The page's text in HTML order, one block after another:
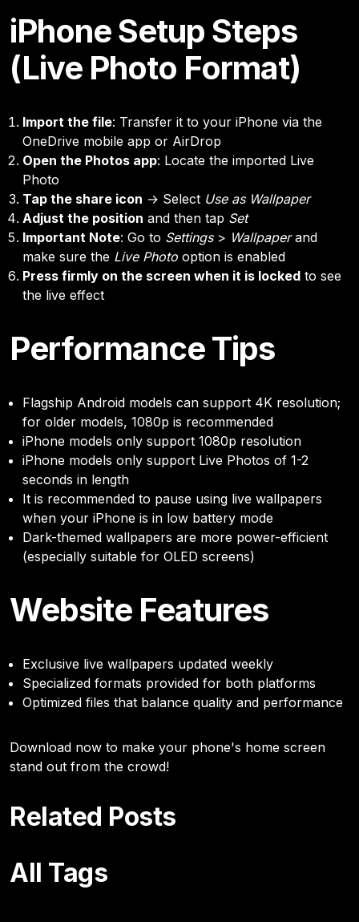
iPhone Setup Steps
(Live Photo Format)
Import the file: Transfer it to your iPhone via the
OneDrive mobile app or AirDrop
Open the Photos app: Locate the imported Live
Photo
Tap the share icon → Select Use as Wallpaper
Adjust the position and then tap Set
Important Note: Go to Settings> Wallpaperand
make sure the Live Photo option is enabled
Press firmly on the screen when it is locked to see
the live effect
Performance Tips
Flagship Android models can support 4K resolution;
for older models, 1080p is recommended
iPhone models only support 1080p resolution
iPhone models only support Live Photos of 1-2
seconds in length
It is recommended to pause using live wallpapers
when your iPhone is in low battery mode
Dark-themed wallpapers are more power-efficient
(especially suitable for OLED screens)
Website Features
Exclusive live wallpapers updated weekly
Specialized formats provided for both platforms
Optimized files that balance quality and performance
Download now to make your phone's home screen
stand out from the crowd!
Related Posts
All Tags